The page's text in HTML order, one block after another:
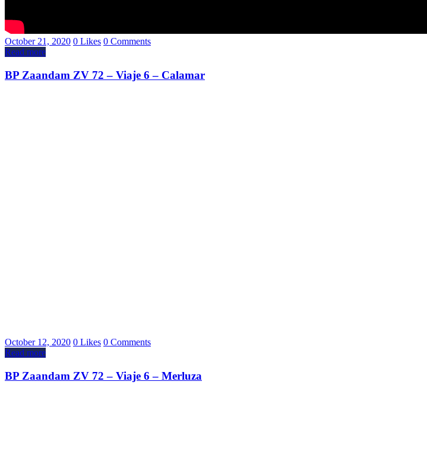
October 21, 2020 0 Likes 0 Comments
Read more
BP Zaandam ZV 72 – Viaje 6 – Calamar
October 12, 2020 0 Likes 0 Comments
Read more
BP Zaandam ZV 72 – Viaje 6 – Merluza